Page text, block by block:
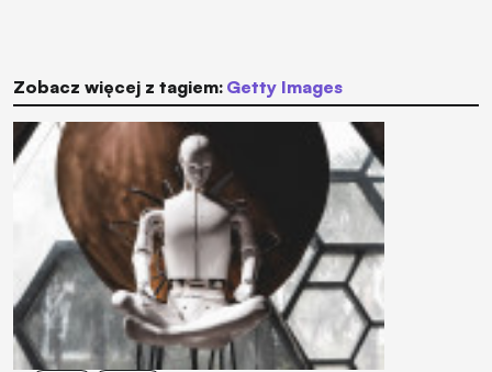
Zobacz więcej z tagiem: Getty Images